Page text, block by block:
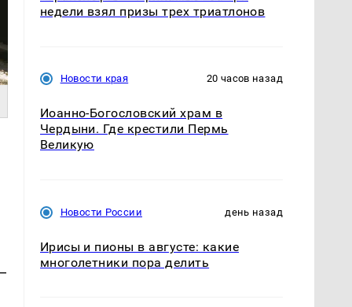
недели взял призы трех триатлонов
Новости края 20 часов назад
Иоанно-Богословский храм в
Чердыни. Где крестили Пермь
Великую
Новости России день назад
Ирисы и пионы в августе: какие
многолетники пора делить